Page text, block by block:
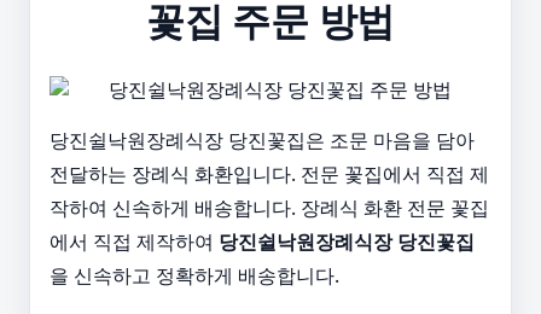
꽃집 주문 방법
당진쉴낙원장례식장 당진꽃집은 조문 마음을 담아
전달하는 장례식 화환입니다. 전문 꽃집에서 직접 제
작하여 신속하게 배송합니다. 장례식 화환 전문 꽃집
에서 직접 제작하여 당진쉴낙원장례식장 당진꽃집
을 신속하고 정확하게 배송합니다.